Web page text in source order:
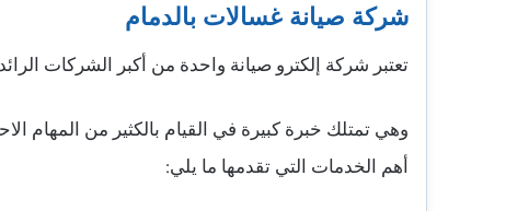
شركة صيانة غسالات بالدمام
تعتبر شركة إلكترو صيانة واحدة من أكبر الشركات
وهي تمتلك خبرة كبيرة في القيام بالكثير من المهام
أهم الخدمات التي تقدمها ما يلي: